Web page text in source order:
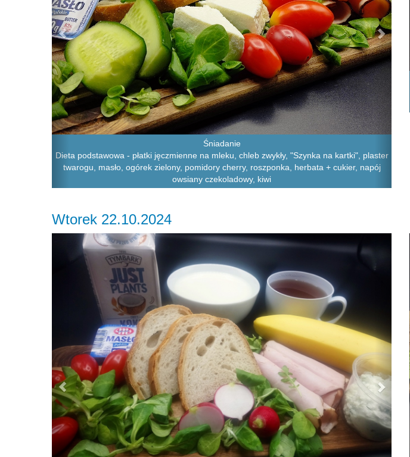
Śniadanie
Dieta podstawowa - płatki jęczmienne na mleku, chleb zwykły, "Szynka na kartki", plaster
twarogu, masło, ogórek zielony, pomidory cherry, roszponka, herbata + cukier, napój
owsiany czekoladowy, kiwi
Wtorek 22.10.2024
Previous